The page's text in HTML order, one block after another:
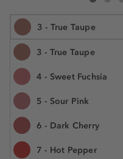
3 - True Taupe
3 - True Taupe
4 - Sweet Fuchsia
5 - Sour Pink
6 - Dark Cherry
7 - Hot Pepper
3.5 g